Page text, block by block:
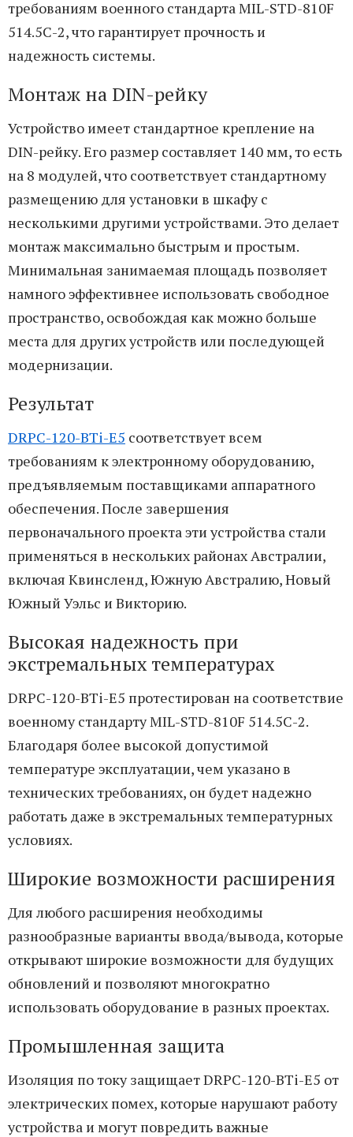
требованиям военного стандарта MIL-STD-810F
514.5C-2, что гарантирует прочность и
надежность системы.
Монтаж на DIN-рейку
Устройство имеет стандартное крепление на
DIN-рейку. Его размер составляет 140 мм, то есть
на 8 модулей, что соответствует стандартному
размещению для установки в шкафу с
несколькими другими устройствами. Это делает
монтаж максимально быстрым и простым.
Минимальная занимаемая площадь позволяет
намного эффективнее использовать свободное
пространство, освобождая как можно больше
места для других устройств или последующей
модернизации.
Результат
DRPC-120-BTi-E5 соответствует всем
требованиям к электронному оборудованию,
предъявляемым поставщиками аппаратного
обеспечения. После завершения
первоначального проекта эти устройства стали
применяться в нескольких районах Австралии,
включая Квинсленд, Южную Австралию, Новый
Южный Уэльс и Викторию.
Высокая надежность при
экстремальных температурах
DRPC-120-BTi-E5 протестирован на соответствие
военному стандарту MIL-STD-810F 514.5C-2.
Благодаря более высокой допустимой
температуре эксплуатации, чем указано в
технических требованиях, он будет надежно
работать даже в экстремальных температурных
условиях.
Широкие возможности расширения
Для любого расширения необходимы
разнообразные варианты ввода/вывода, которые
открывают широкие возможности для будущих
обновлений и позволяют многократно
использовать оборудование в разных проектах.
Промышленная защита
Изоляция по току защищает DRPC-120-BTi-E5 от
электрических помех, которые нарушают работу
устройства и могут повредить важные